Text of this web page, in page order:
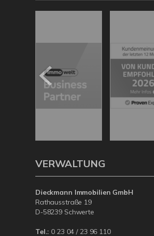
VERWALTUNG
Dieckmann Immobilien GmbH
Rathausstraße 19
D-58239 Schwerte
Tel.: 0 23 04 / 23 96 110